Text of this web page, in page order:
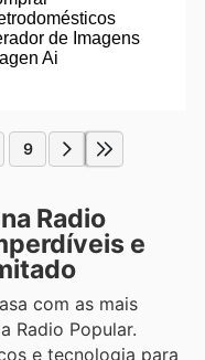
9
Radio
e
com as mais
Radio Popular.
e tecnologia para